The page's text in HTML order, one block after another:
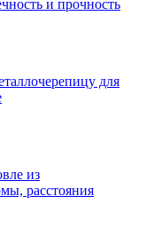
и прочность
для
из
расстояния